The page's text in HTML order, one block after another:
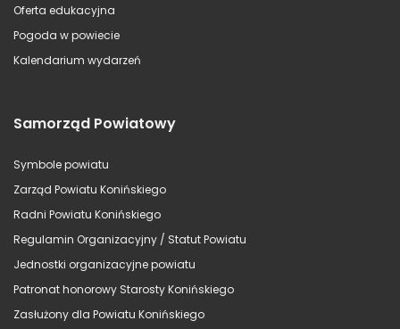
Oferta edukacyjna
Pogoda w powiecie
Kalendarium wydarzeń
Samorząd Powiatowy
Symbole powiatu
Zarząd Powiatu Konińskiego
Radni Powiatu Konińskiego
Regulamin Organizacyjny / Statut Powiatu
Jednostki organizacyjne powiatu
Patronat honorowy Starosty Konińskiego
Zasłużony dla Powiatu Konińskiego